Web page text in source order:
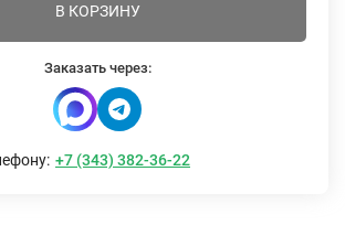
В КОРЗИНУ
Заказать через:
+7 (343) 382-36-22